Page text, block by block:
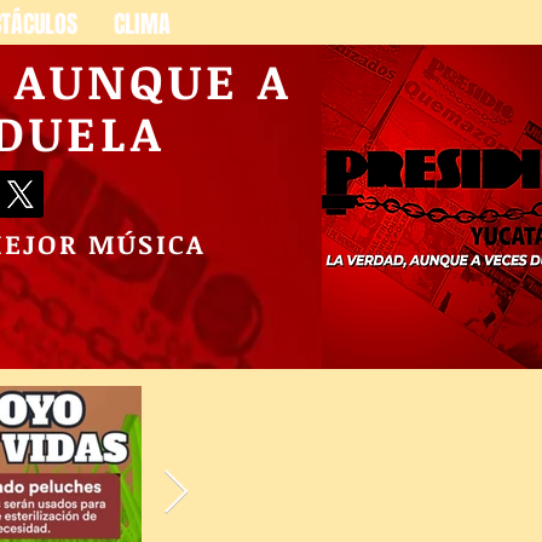
CLIMA
A
MÚSICA